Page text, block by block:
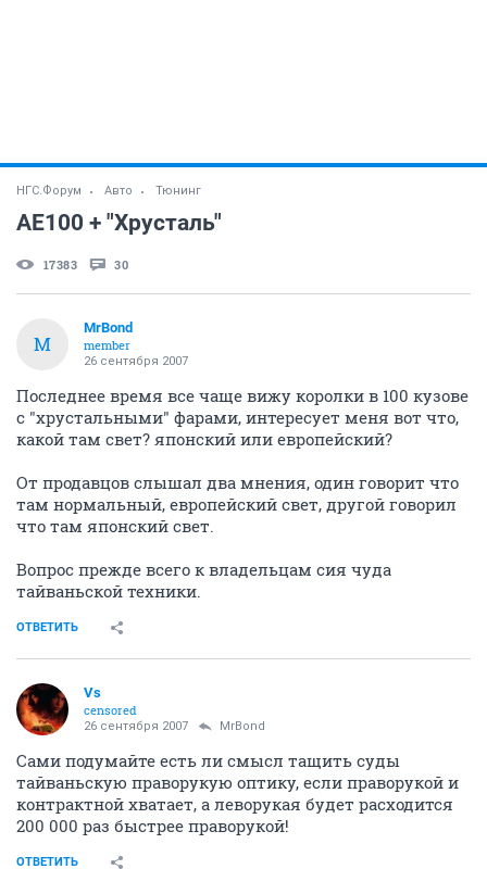
НГС.Форум Авто Тюнинг
AE100 + "Хрусталь"
17383 30
M
MrBond
member
26 сентября 2007
Последнее время все чаще вижу королки в 100 кузове
с "хрустальными" фарами, интересует меня вот что,
какой там свет? японский или европейский?
От продавцов слышал два мнения, один говорит что
там нормальный, европейский свет, другой говорил
что там японский свет.
Вопрос прежде всего к владельцам сия чуда
тайваньской техники.
ОТВЕТИТЬ
Vs
censored
26 сентября 2007 MrBond
Сами подумайте есть ли смысл тащить суды
тайваньскую праворукую оптику, если праворукой и
контрактной хватает, а леворукая будет расходится
200 000 раз быстрее праворукой!
ОТВЕТИТЬ